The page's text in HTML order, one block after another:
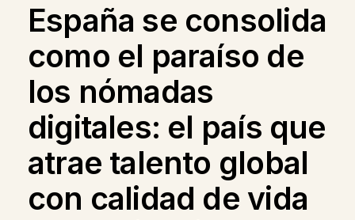
España se consolida
como el paraíso de
los nómadas
digitales: el país que
atrae talento global
con calidad de vida